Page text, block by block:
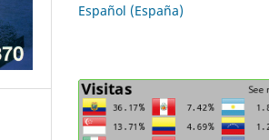
Español (España)